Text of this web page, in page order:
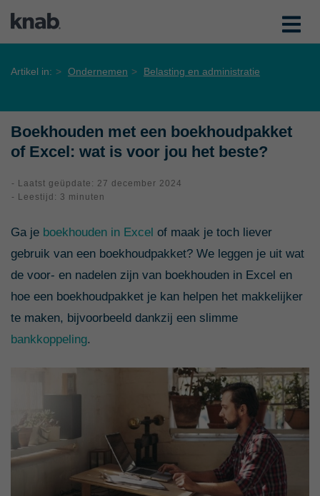
Artikel in: Ondernemen Belasting en administratie
Boekhouden met een boekhoudpakket
of Excel: wat is voor jou het beste?
- Laatst geüpdate: 27 december 2024
- Leestijd: 3 minuten
Ga je boekhouden in Excel of maak je toch liever
gebruik van een boekhoudpakket? We leggen je uit wat
de voor- en nadelen zijn van boekhouden in Excel en
hoe een boekhoudpakket je kan helpen het makkelijker
te maken, bijvoorbeeld dankzij een slimme
bankkoppeling.